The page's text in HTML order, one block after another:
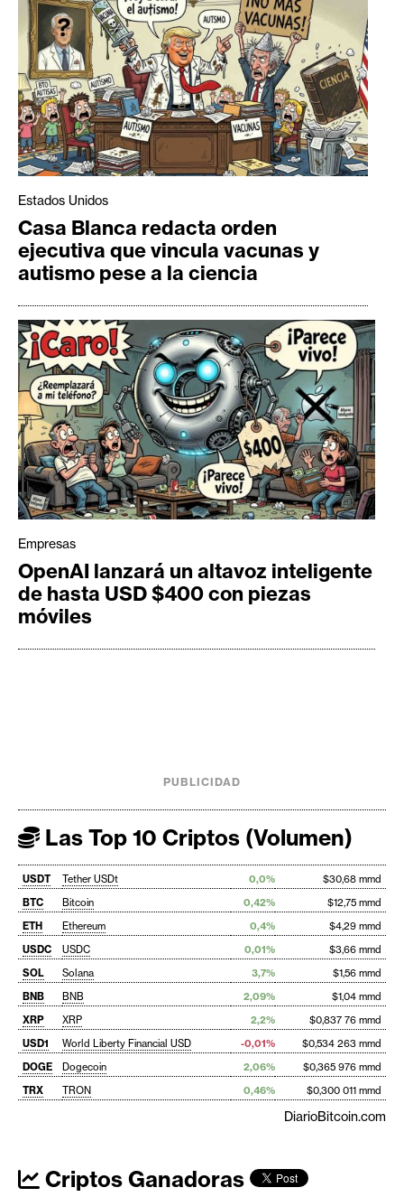
Estados Unidos
Casa Blanca redacta orden
ejecutiva que vincula vacunas y
autismo pese a la ciencia
Empresas
OpenAI lanzará un altavoz inteligente
de hasta USD $400 con piezas
móviles
PUBLICIDAD
Las Top 10 Criptos (Volumen)
USDT Tether USDt 0,0%
$30,68 mmd
BTC
Bitcoin 0,42%
$12,75 mmd
ETH
Ethereum 0,4%
$4,29 mmd
USDC
USDC 0,01%
$3,66 mmd
SOL
Solana 3,7%
$1,56 mmd
BNB
BNB 2,09%
$1,04 mmd
XRP
XRP 2,2%
$0,837 76 mmd
USD1
World Liberty Financial USD -0,01%
$0,534 263 mmd
DOGE
Dogecoin 2,06%
$0,365 976 mmd
TRX
TRON 0,46% $0,300 011 mmd
DiarioBitcoin.com
Criptos Ganadoras